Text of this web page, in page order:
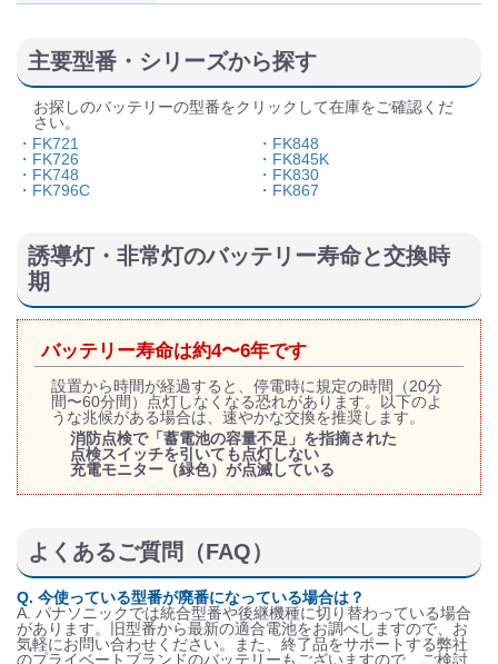
主要型番・シリーズから探す
お探しのバッテリーの型番をクリックして在庫をご確認くだ
さい。
・FK721
・FK726
・FK748
・FK796C
・FK848
・FK845K
・FK830
・FK867
誘導灯・非常灯のバッテリー寿命と交換時
期
バッテリー寿命は約4〜6年です
設置から時間が経過すると、停電時に規定の時間（20分
間〜60分間）点灯しなくなる恐れがあります。以下のよ
うな兆候がある場合は、速やかな交換を推奨します。
消防点検で「蓄電池の容量不足」を指摘された
点検スイッチを引いても点灯しない
充電モニター（緑色）が点滅している
よくあるご質問（FAQ）
Q. 今使っている型番が廃番になっている場合は？
A. パナソニックでは統合型番や後継機種に切り替わっている場合
があります。旧型番から最新の適合電池をお調べしますので、お
気軽にお問い合わせください。また、終了品をサポートする弊社
のプライベートブランドのバッテリーもございますので、ご検討